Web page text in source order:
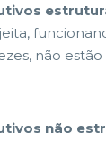
não estão
não